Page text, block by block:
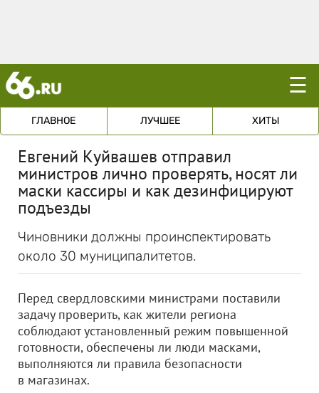
☰
ГЛАВНОЕ ЛУЧШЕЕ ХИТЫ
Евгений Куйвашев отправил
министров лично проверять, носят ли
маски кассиры и как дезинфицируют
подъезды
Чиновники должны проинспектировать
около 30 муниципалитетов.
Перед свердловскими министрами поставили
задачу проверить, как жители региона
соблюдают установленный режим повышенной
готовности, обеспечены ли люди масками,
выполняются ли правила безопасности
в магазинах.